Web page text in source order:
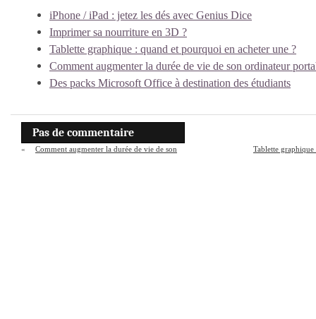
iPhone / iPad : jetez les dés avec Genius Dice
Imprimer sa nourriture en 3D ?
Tablette graphique : quand et pourquoi en acheter une ?
Comment augmenter la durée de vie de son ordinateur
Des packs Microsoft Office à destination des étudiants
Pas de commentaire
«
Comment augmenter la durée de vie de son
Tablette